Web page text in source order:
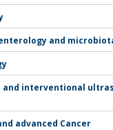
and
and interventional
advanced Cancer